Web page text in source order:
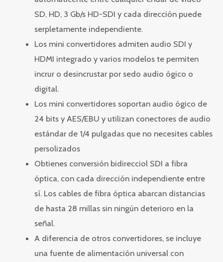
SD, HD, 3 Gb/s HD-SDI y cada dirección puede
serpletamente independiente.
Los mini convertidores admiten audio SDI y
HDMI integrado y varios modelos te permiten
incrur o desincrustar por sedo audio ógico o
digital.
Los mini convertidores soportan audio ógico de
24 bits y AES/EBU y utilizan conectores de audio
estándar de 1/4 pulgadas que no necesites cables
persolizados
Obtienes conversión bidirecciol SDI a fibra
óptica, con cada dirección independiente entre
sí. Los cables de fibra óptica abarcan distancias
de hasta 28 millas sin ningún deterioro en la
señal.
A diferencia de otros convertidores, se incluye
una fuente de alimentación universal con